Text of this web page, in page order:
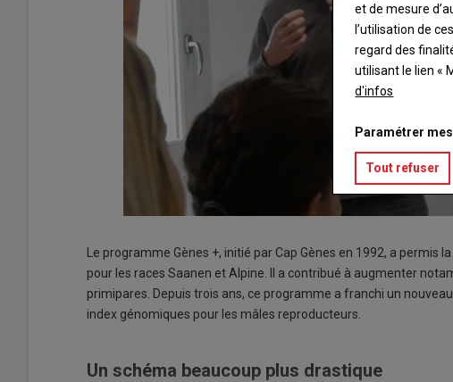
Le programme Gènes +, initié par Cap Gènes en 1992, a permis
pour les races Saanen et Alpine. Il a contribué à augmenter
primipares. Depuis trois ans, ce programme a franchi un
index génomiques pour les mâles reproducteurs.
Un schéma beaucoup plus drastique
et de mesure
l’utilisation de
regard des
utilisant le lien «
d'infos
Paramétrer
Tout refuser